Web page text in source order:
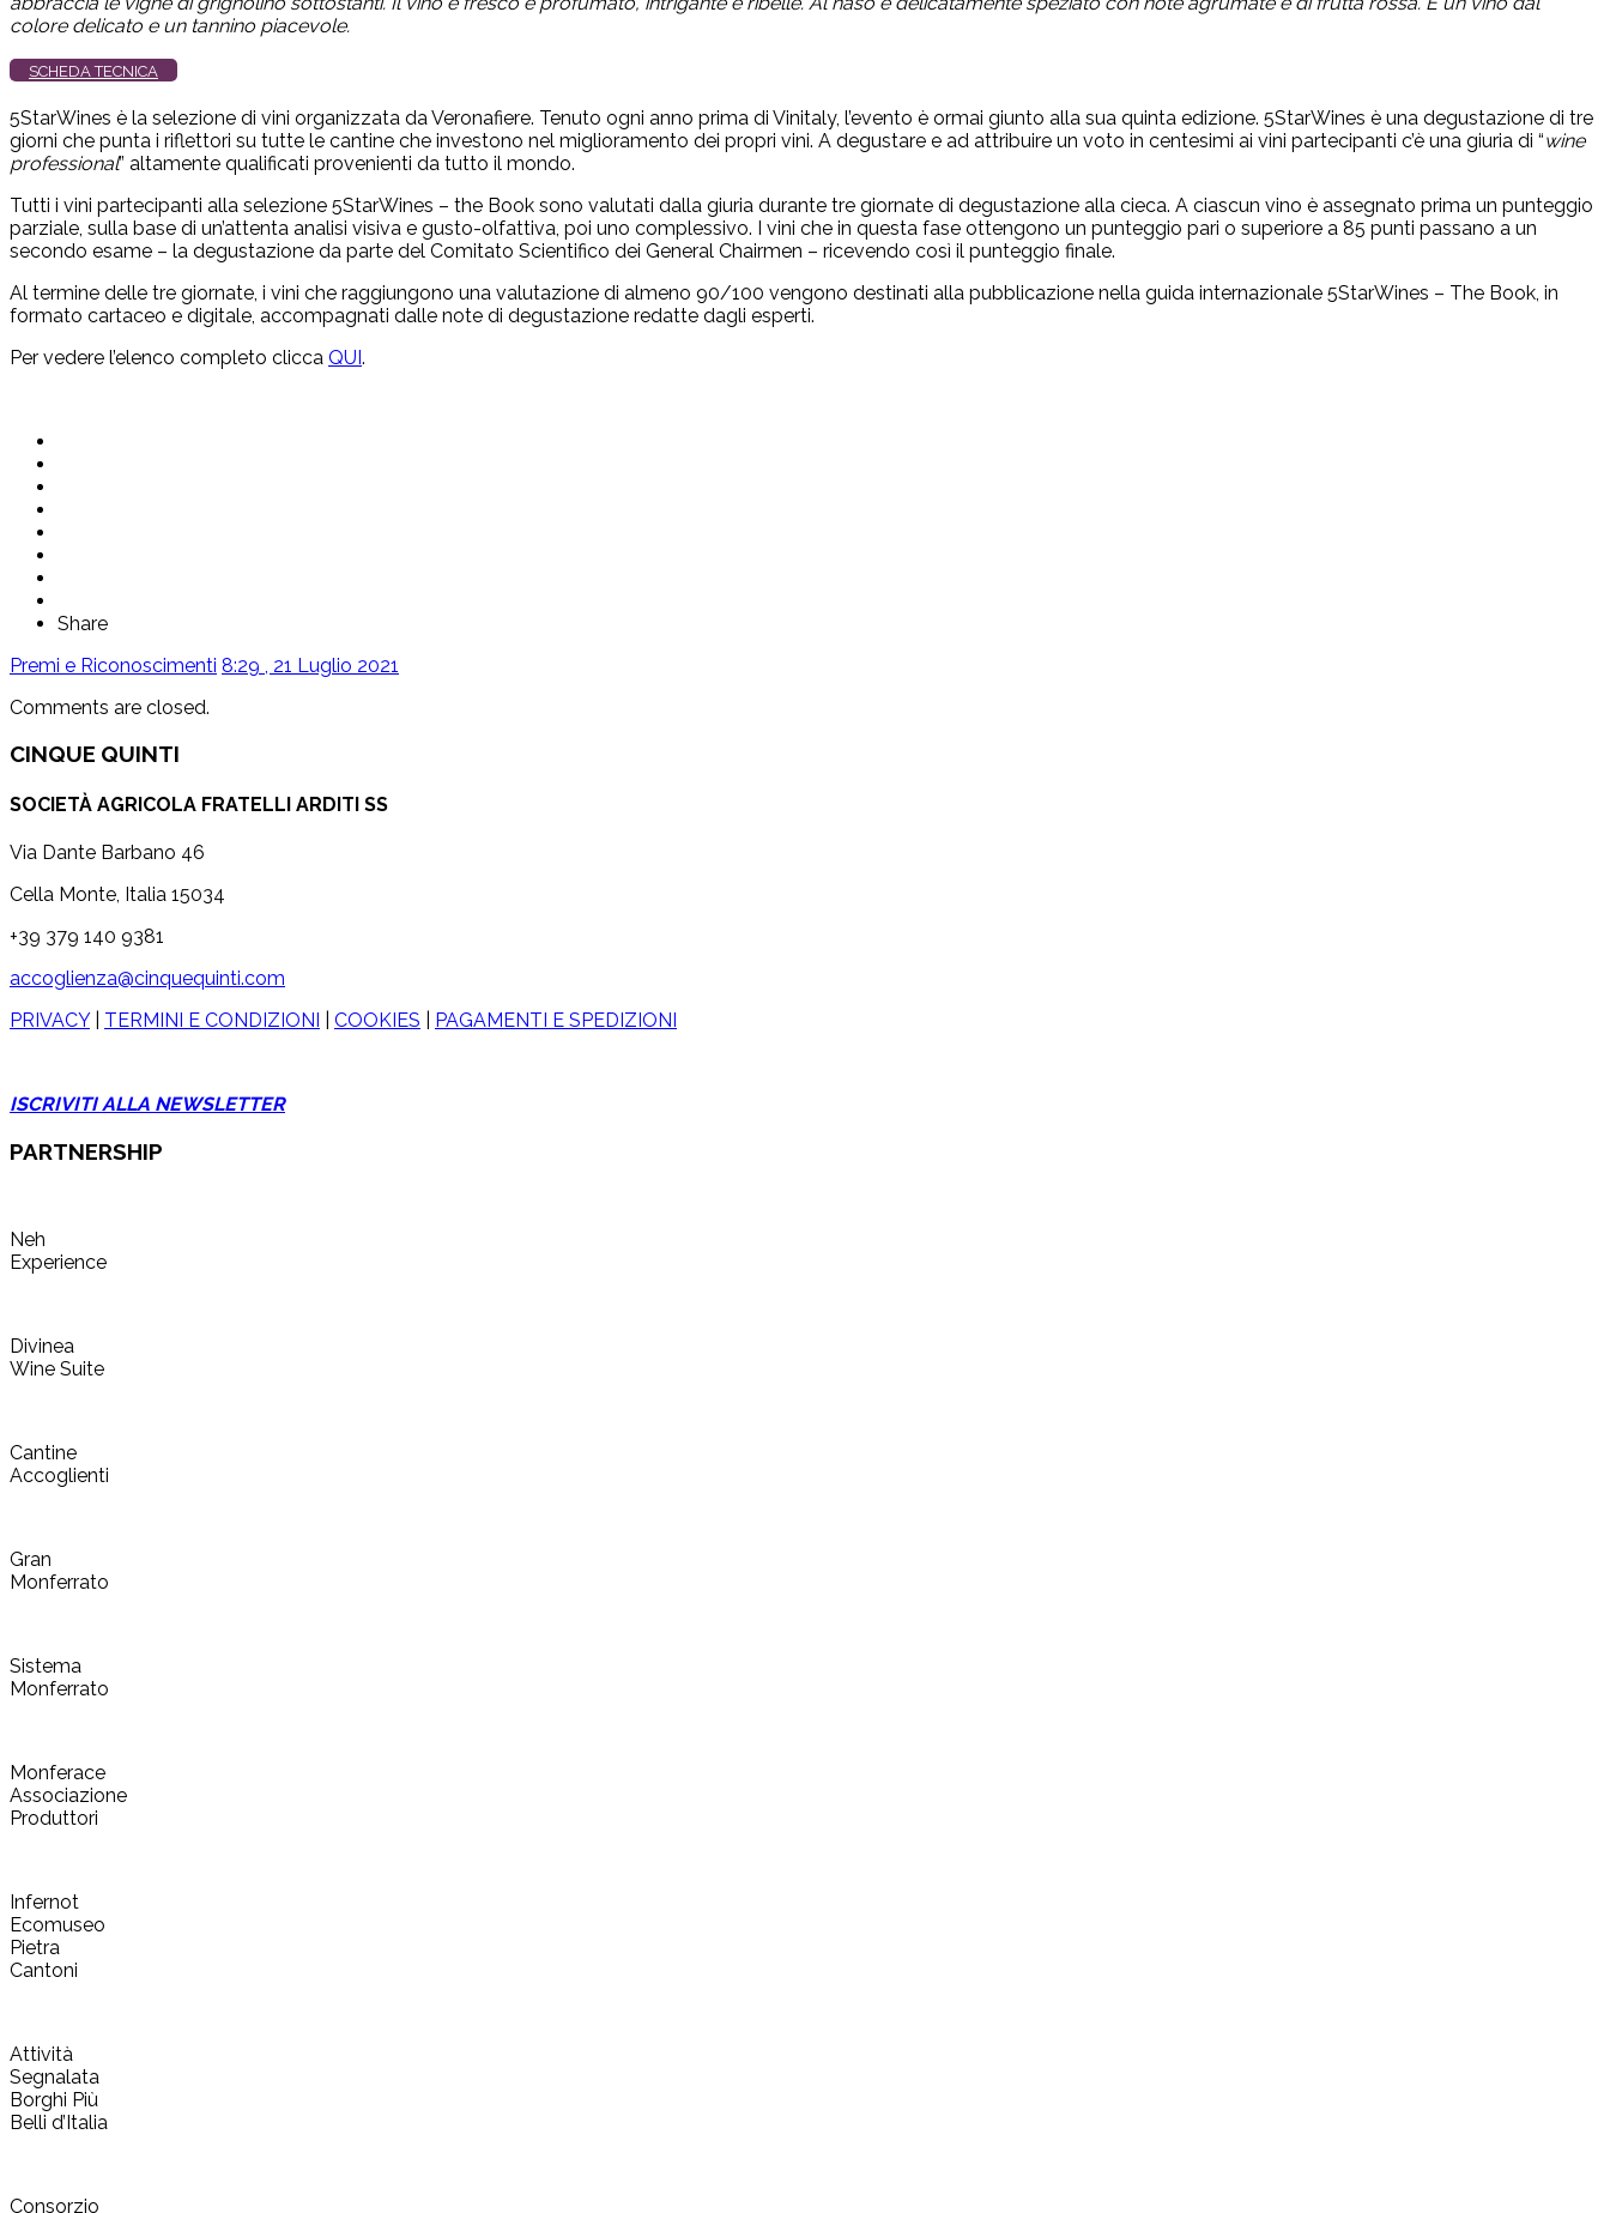
colore delicato e un tannino piacevole.
SCHEDA TECNICA
5StarWines è la selezione di vini organizzata da Veronafiere. Tenuto ogni anno prima di Vinitaly, l’evento è ormai giunto alla sua quinta edizione. 5StarWines è una degustazione di tre
giorni che punta i riflettori su tutte le cantine che investono nel miglioramento dei propri vini. A degustare e ad attribuire un voto in centesimi ai vini partecipanti c’è una giuria di “wine
professional” altamente qualificati provenienti da tutto il mondo.
Tutti i vini partecipanti alla selezione 5StarWines – the Book sono valutati dalla giuria durante tre giornate di degustazione alla cieca. A ciascun vino è assegnato prima un punteggio
parziale, sulla base di un’attenta analisi visiva e gusto-olfattiva, poi uno complessivo. I vini che in questa fase ottengono un punteggio pari o superiore a 85 punti passano a un
secondo esame – la degustazione da parte del Comitato Scientifico dei General Chairmen – ricevendo così il punteggio finale.
Al termine delle tre giornate, i vini che raggiungono una valutazione di almeno 90/100 vengono destinati alla pubblicazione nella guida internazionale 5StarWines – The Book, in
formato cartaceo e digitale, accompagnati dalle note di degustazione redatte dagli esperti.
Per vedere l’elenco completo clicca QUI.
Share
Premi e Riconoscimenti 8:29 , 21 Luglio 2021
Comments are closed.
CINQUE QUINTI
SOCIETÀ AGRICOLA FRATELLI ARDITI SS
Via Dante Barbano 46
Cella Monte, Italia 15034
+39 379 140 9381
accoglienza@cinquequinti.com
PRIVACY| TERMINI E CONDIZIONI COOKIES PAGAMENTI E SPEDIZIONI
ISCRIVITI ALLA NEWSLETTER
PARTNERSHIP
Neh
Experience
Divinea
Wine Suite
Cantine
Accoglienti
Gran
Monferrato
Sistema
Monferrato
Monferace
Associazione
Produttori
Infernot
Ecomuseo
Pietra
Cantoni
Attività
Segnalata
Borghi Più
Belli d’Italia
Consorzio